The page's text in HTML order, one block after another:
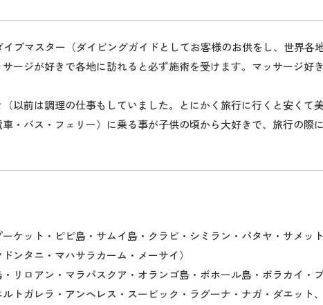
イブマスター（ダイビングガイドとしてお客様のお供をし、世界各
ージが好きで各地に訪れると必ず施術を受けます。マッサージ好
以前は調理の仕事もしていました。とにかく旅行に行くと安くて
・バス・フェリー）に乗る事が子供の頃から大好きで、旅行の際
ケット・ピピ島・サムイ島・クラビ・シミラン・パタヤ・サメッ
ンタニ・マハサラカーム・メーサイ）
リロアン・マラパスクア・オランゴ島・ボホール島・ボラカイ・
ルトガレラ・アンヘレス・スービック・ラグーナ・ナガ・ダエット